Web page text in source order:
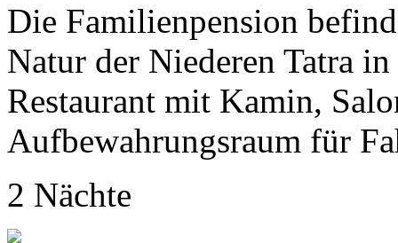
Die Familienpension
Natur der Niederen Tatra
Restaurant mit Kamin,
Aufbewahrungsraum für
2 Nächte